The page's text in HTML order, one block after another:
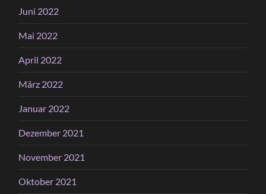
Juni 2022
Mai 2022
April 2022
März 2022
Januar 2022
Dezember 2021
November 2021
Oktober 2021